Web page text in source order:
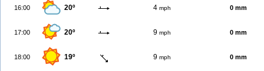
16:00 20º 4 mph 0 mm
17:00 20º 9 mph 0 mm
18:00 19º 9 mph 0 mm